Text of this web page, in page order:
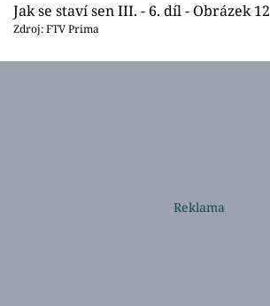
Jak se staví sen III. - 6. díl - Obrázek 12
Zdroj: FTV Prima